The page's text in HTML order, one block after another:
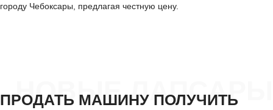
городу Чебоксары, предлагая честную цену.
НОВЫЕ ЛАПСАРЫ
ПРОДАТЬ МАШИНУ ПОЛУЧИТЬ